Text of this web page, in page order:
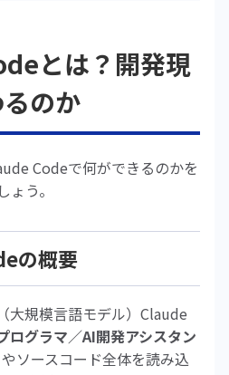
とは？開発現
のか
Codeで何ができるのかを
う。
の概要
大規模言語モデル）Claude
ログラマ／AI開発アシスタン
ソースコード全体を読み込